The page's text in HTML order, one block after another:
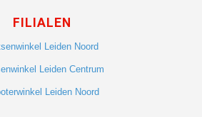
FILIALEN
Leiden Noord
Leiden Centrum
Leiden Noord